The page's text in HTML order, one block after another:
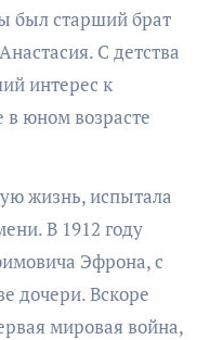
был старший брат
С детства
интерес к
в юном возрасте
жизнь, испытала
В 1912 году
Эфрона, с
дочери. Вскоре
мировая война,